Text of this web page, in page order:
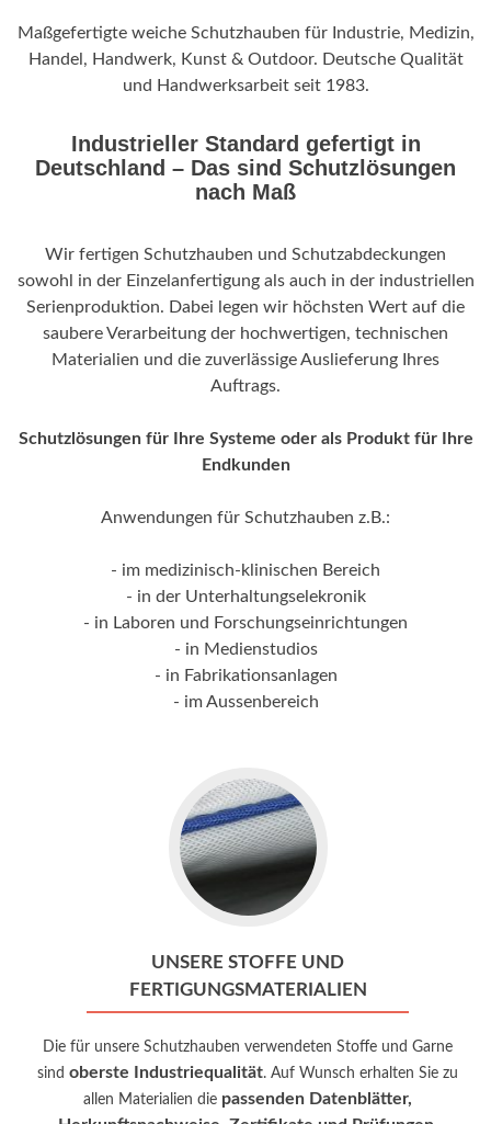
Maßgefertigte weiche Schutzhauben für Industrie, Medizin,
Handel, Handwerk, Kunst & Outdoor. Deutsche Qualität
und Handwerksarbeit seit 1983.
Industrieller Standard gefertigt in
Deutschland – Das sind Schutzlösungen
nach Maß
Wir fertigen Schutzhauben und Schutzabdeckungen
sowohl in der Einzelanfertigung als auch in der industriellen
Serienproduktion. Dabei legen wir höchsten Wert auf die
saubere Verarbeitung der hochwertigen, technischen
Materialien und die zuverlässige Auslieferung Ihres
Auftrags.
Schutzlösungen für Ihre Systeme oder als Produkt für Ihre
Endkunden
Anwendungen für Schutzhauben z.B.:
- im medizinisch-klinischen Bereich
- in der Unterhaltungselekronik
- in Laboren und Forschungseinrichtungen
- in Medienstudios
- in Fabrikationsanlagen
- im Aussenbereich
Go
to
Unsere
Stoffe
und
UNSERE STOFFE UND
FERTIGUNGSMATERIALIEN
Die für unsere Schutzhauben verwendeten Stoffe und Garne
sind oberste Industriequalität. Auf Wunsch erhalten Sie zu
allen Materialien die passenden Datenblätter,